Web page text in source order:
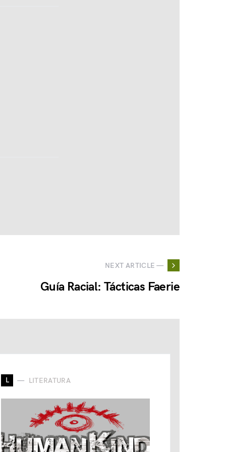
NEXT ARTICLE —
Guía Racial: Tácticas Faerie
L LITERATURA